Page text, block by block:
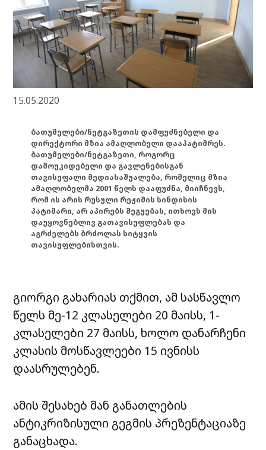
15.05.2020
ბათუმელები/ნეტგაზეთის დამფუძნებელი და
დირექტორი მზია ამაღლობელი დააპატიმრეს.
ბათუმელები/ნეტგაზეთი, როგორც
დამოუკიდებელი და გავლენებისგან
თავისუფალი მედიასაშუალება, რომელიც მზია
ამაღლობელმა 2001 წელს დააფუძნა, მიიჩნევს,
რომ ის არის რუსული რეჟიმის სინდისის
პატიმარი, არ აპირებს შეგუებას, ითხოვს მის
დაუყოვნებლივ გათავისუფლებას და
აგრძელებს ბრძოლას სიტყვის
თავისუფლებისთვის.
გიორგი გახარიას თქმით, ამ სასწავლო
წელს მე-12 კლასელები 20 მაისს, 1-
კლასელები 27 მაისს, ხოლო დანარჩენი
კლასის მოსწავლეები 15 ივნისს
დაასრულებენ.
ამის შესახებ მან განათლების
ანტიკრიზისული გეგმის პრეზენტაციაზე
განაცხადა.